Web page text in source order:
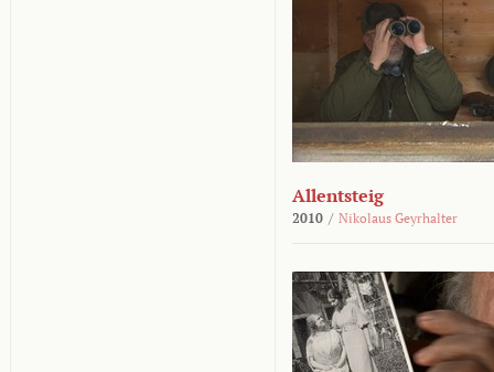
Allentsteig
2010 / Nikolaus Geyrhalter